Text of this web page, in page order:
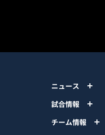
ニュース
試合情報
チーム情報